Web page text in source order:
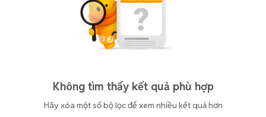
Không tìm thấy kết quả phù hợp
Hãy xóa một số bộ lọc để xem nhiều kết quả hơn